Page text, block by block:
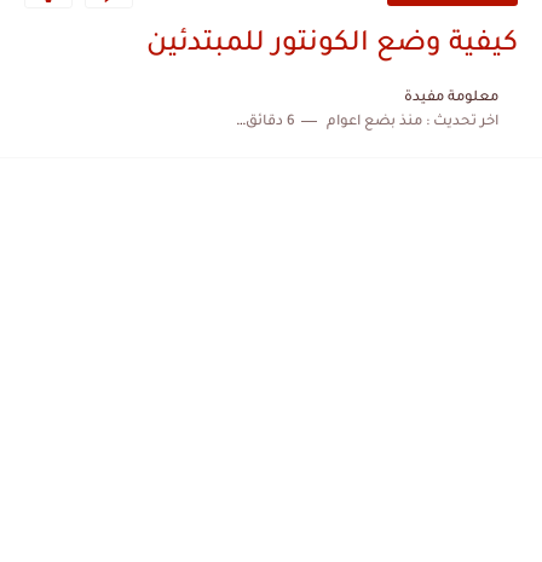
تجربتي مع زيت اللوز المر للهالات السوداء
كيفية وضع الكونتور للمبتدئين
معلومة مفيدة
اخر تحديث :منذ بضع اعوام 6 دقائق للقراءة